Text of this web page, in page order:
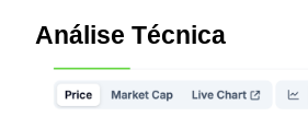
Análise Técnica